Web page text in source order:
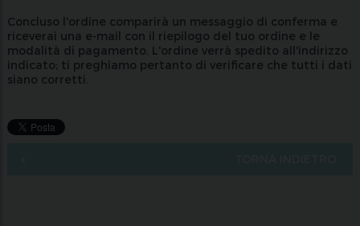
Concluso l'ordine comparirà un messaggio di conferma e
riceverai una e-mail con il riepilogo del tuo ordine e le
modalità di pagamento. L'ordine verrà spedito all'indirizzo
indicato; ti preghiamo pertanto di verificare che tutti i dati
siano corretti.